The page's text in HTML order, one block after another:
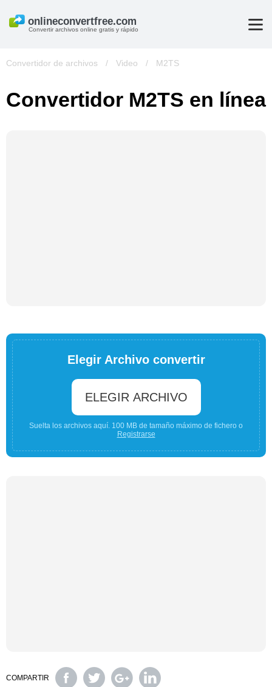
Convertir archivos online gratis y rápido
Convertidor de archivos / Video / M2TS
Convertidor M2TS en línea
Elegir Archivo convertir
ELEGIR ARCHIVO
Suelta los archivos aquí. 100 MB de tamaño máximo de fichero o
Registrarse
COMPARTIR